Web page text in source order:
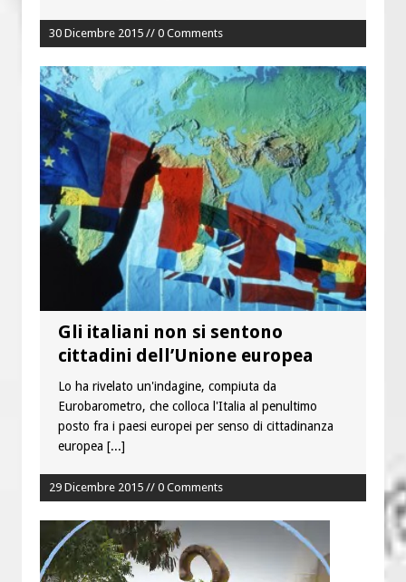
30 Dicembre 2015 // 0 Comments
Gli italiani non si sentono
cittadini dell’Unione europea
Lo ha rivelato un'indagine, compiuta da
Eurobarometro, che colloca l'Italia al penultimo
posto fra i paesi europei per senso di cittadinanza
europea [...]
29 Dicembre 2015 // 0 Comments